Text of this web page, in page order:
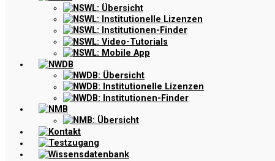
NSWL: Übersicht
NSWL: Institutionelle Lizenzen
NSWL: Institutionen-Finder
NSWL: Video-Tutorials
NSWL: Mobile App
NWDB
NWDB: Übersicht
NWDB: Institutionelle Lizenzen
NWDB: Institutionen-Finder
NMB
NMB: Übersicht
Kontakt
Testzugang
Wissensdatenbank